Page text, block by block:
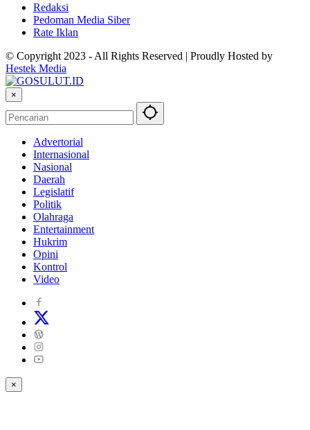
Redaksi
Pedoman Media Siber
Rate Iklan
© Copyright 2023 - All Rights Reserved | Proudly Hosted by
Hestek Media
×
Advertorial
Internasional
Nasional
Daerah
Legislatif
Politik
Olahraga
Entertainment
Hukrim
Opini
Kontrol
Video
×